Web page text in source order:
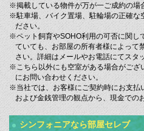
※掲載している物件が万が一ご成約の場
※駐車場、バイク置場、駐輪場の正確な
ださい。
※ペット飼育やSOHO利用の可否に関し
ていても、お部屋の所有者様によって
さい。詳細はメールやお電話にてスタ
※こちら以外にも空室がある場合がござ
にお問い合わせください。
※当社では、お客様にご契約時にお支払
および金銭管理の観点から、現金での
シンフォニアなら部屋セレブ